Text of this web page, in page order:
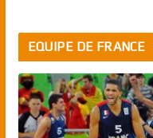
EQUIPE DE FRANCE